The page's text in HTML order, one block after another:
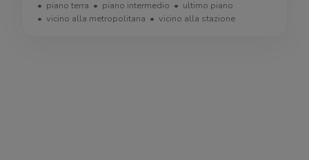
piano terra
piano intermedio
ultimo piano
vicino alla metropolitana
vicino alla stazione